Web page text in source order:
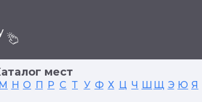
мест
М Н О П Р С Т У Ф Х Ц Ч Ш Щ Э Ю Я